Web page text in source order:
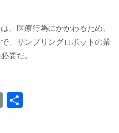
、医療行為にかかわるため、
、サンプリングロボットの業
要だ。
C
o